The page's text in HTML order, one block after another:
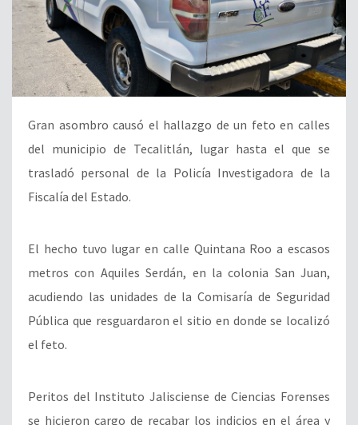
Gran asombro causó el hallazgo de un feto en calles
del municipio de Tecalitlán, lugar hasta el que se
trasladó personal de la Policía Investigadora de la
Fiscalía del Estado.
El hecho tuvo lugar en calle Quintana Roo a escasos
metros con Aquiles Serdán, en la colonia San Juan,
acudiendo las unidades de la Comisaría de Seguridad
Pública que resguardaron el sitio en donde se localizó
el feto.
Peritos del Instituto Jalisciense de Ciencias Forenses
se hicieron cargo de recabar los indicios en el área y